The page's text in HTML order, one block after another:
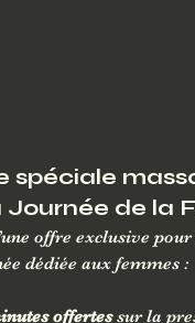
spéciale
Journée de la
offre exclusive
dédiée aux femmes :
offertes sur la